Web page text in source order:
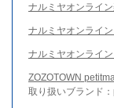
ナルミヤオンライ
ナルミヤオンライ
ナルミヤオンライ
ZOZOTOWN
取り扱いブランド